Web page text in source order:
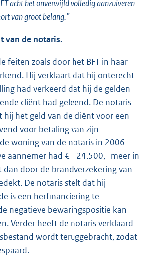
acht het onverwijld volledig aanzuiveren
van groot belang.”
van de notaris.
feiten zoals door het BFT in haar
Hij verklaart dat hij onterecht
had verkeerd dat hij de gelden
cliënt had geleend. De notaris
het geld van de cliënt voor een
voor betaling van zijn
woning van de notaris in 2006
aannemer had € 124.500,- meer in
dan door de brandverzekering van
De notaris stelt dat hij
is een herfinanciering te
negatieve bewaringspositie kan
Verder heeft de notaris verklaard
wordt teruggebracht, zodat